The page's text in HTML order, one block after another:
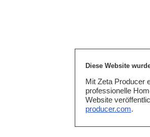
Diese Website
Mit Zeta Producer
professionelle
Website
producer.com.